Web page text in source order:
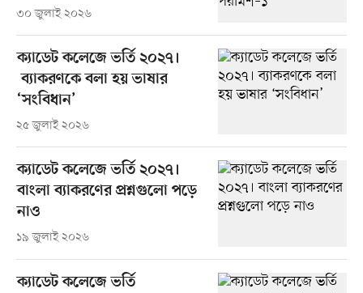
৩০ জুলাই ২০২৬
ক্যাডেট কলেজে ভর্তি ২০২৭।
ব্যাকরণকে বলা হয় ভাষার
‘সংবিধান’
২৫ জুলাই ২০২৬
ক্যাডেট কলেজে ভর্তি ২০২৭।
বাংলা ব্যাকরণের প্রশ্নগুলো পড়ে
নাও
১৯ জুলাই ২০২৬
ক্যাডেট কলেজে ভর্তি